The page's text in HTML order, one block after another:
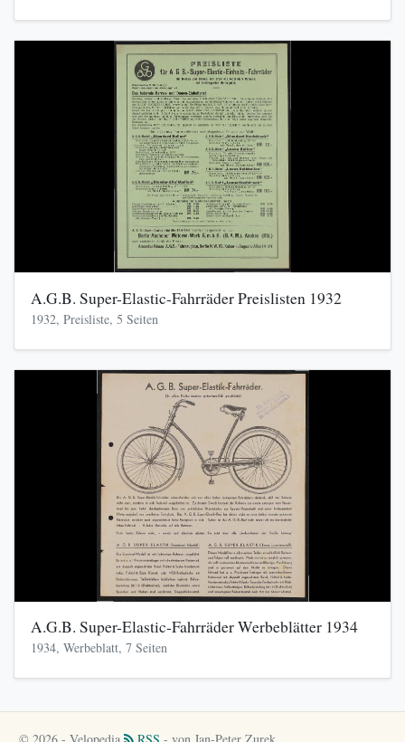
A.G.B. Super-Elastic-Fahrräder Preislisten 1932
1932, Preisliste, 5 Seiten
A.G.B. Super-Elastic-Fahrräder Werbeblätter 1934
1934, Werbeblatt, 7 Seiten